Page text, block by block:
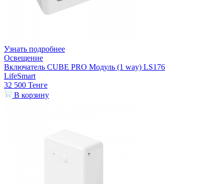
Узнать подробнее
Освещение
Включатель CUBE PRO Модуль (1 way) LS176
LifeSmart
32 500 Тенге
В корзину